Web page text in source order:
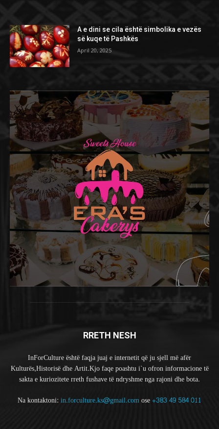
A e dini se cila është simbolika e vezës
së kuqe të Pashkës
April 20, 2025
RRETH NESH
InForCulture është faqja juaj e internetit që ju sjell më afër
Kulturës,Historisë dhe Artit.Kjo faqe poashtu i`u ofron informacione të
sakta e kuriozitete rreth fushave të ndryshme nga rajoni dhe bota.
Na kontaktoni: in.forculture.ks@gmail.comose+383 49 584 011